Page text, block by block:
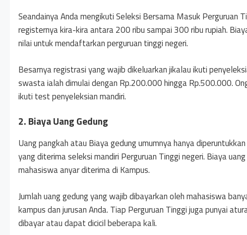
Seandainya Anda mengikuti Seleksi Bersama Masuk Perguruan
registernya kira-kira antara 200 ribu sampai 300 ribu rupiah.
nilai untuk mendaftarkan perguruan tinggi negeri.
Besarnya registrasi yang wajib dikeluarkan jikalau ikuti
swasta ialah dimulai dengan Rp.200.000 hingga Rp.500.000.
ikuti test penyeleksian mandiri.
2. Biaya Uang Gedung
Uang pangkah atau Biaya gedung umumnya hanya
yang diterima seleksi mandiri Perguruan Tinggi negeri. Biaya
mahasiswa anyar diterima di Kampus.
Jumlah uang gedung yang wajib dibayarkan oleh mahasiswa
kampus dan jurusan Anda. Tiap Perguruan Tinggi juga punyai
dibayar atau dapat dicicil beberapa kali.